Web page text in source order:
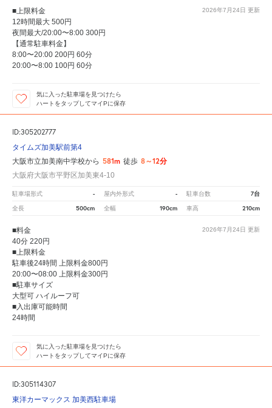
2026年7月24日 更新
■上限料金
12時間最大 500円
夜間最大/20:00〜8:00 300円
【通常駐車料金】
8:00〜20:00 200円 60分
20:00〜8:00 100円 60分
気に入った駐車場を見つけたら
ハートをタップしてマイPに保存
ID:305202777
タイムズ加美駅前第4
大阪市立加美南中学校から 581m 徒歩 8～12分
大阪府大阪市平野区加美東4-10
駐車場形式 - 屋内外形式 - 駐車台数 7台
全長 500cm 全幅 190cm 車高 210cm
2026年7月24日 更新
■料金
40分 220円
■上限料金
駐車後24時間 上限料金800円
20:00〜08:00 上限料金300円
■駐車サイズ
大型可 ハイルーフ可
■入出庫可能時間
24時間
気に入った駐車場を見つけたら
ハートをタップしてマイPに保存
ID:305114307
東洋カーマックス 加美西駐車場